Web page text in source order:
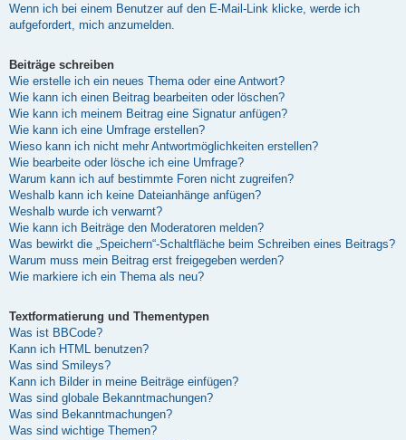
Wenn ich bei einem Benutzer auf den E-Mail-Link klicke, werde ich
aufgefordert, mich anzumelden.
Beiträge schreiben
Wie erstelle ich ein neues Thema oder eine Antwort?
Wie kann ich einen Beitrag bearbeiten oder löschen?
Wie kann ich meinem Beitrag eine Signatur anfügen?
Wie kann ich eine Umfrage erstellen?
Wieso kann ich nicht mehr Antwortmöglichkeiten erstellen?
Wie bearbeite oder lösche ich eine Umfrage?
Warum kann ich auf bestimmte Foren nicht zugreifen?
Weshalb kann ich keine Dateianhänge anfügen?
Weshalb wurde ich verwarnt?
Wie kann ich Beiträge den Moderatoren melden?
Was bewirkt die „Speichern“-Schaltfläche beim Schreiben eines Beitrags?
Warum muss mein Beitrag erst freigegeben werden?
Wie markiere ich ein Thema als neu?
Textformatierung und Thementypen
Was ist BBCode?
Kann ich HTML benutzen?
Was sind Smileys?
Kann ich Bilder in meine Beiträge einfügen?
Was sind globale Bekanntmachungen?
Was sind Bekanntmachungen?
Was sind wichtige Themen?